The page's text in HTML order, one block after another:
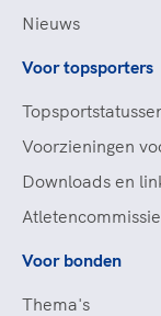
Nieuws
Voor topsporters
Voorzieningen
Downloads en
Atletencommissie
Voor bonden
Thema's